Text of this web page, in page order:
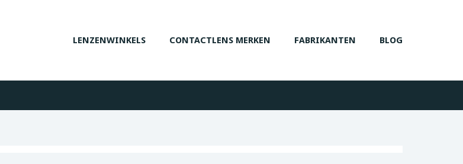
LENZENWINKELS CONTACTLENS MERKEN FABRIKANTEN BLOG